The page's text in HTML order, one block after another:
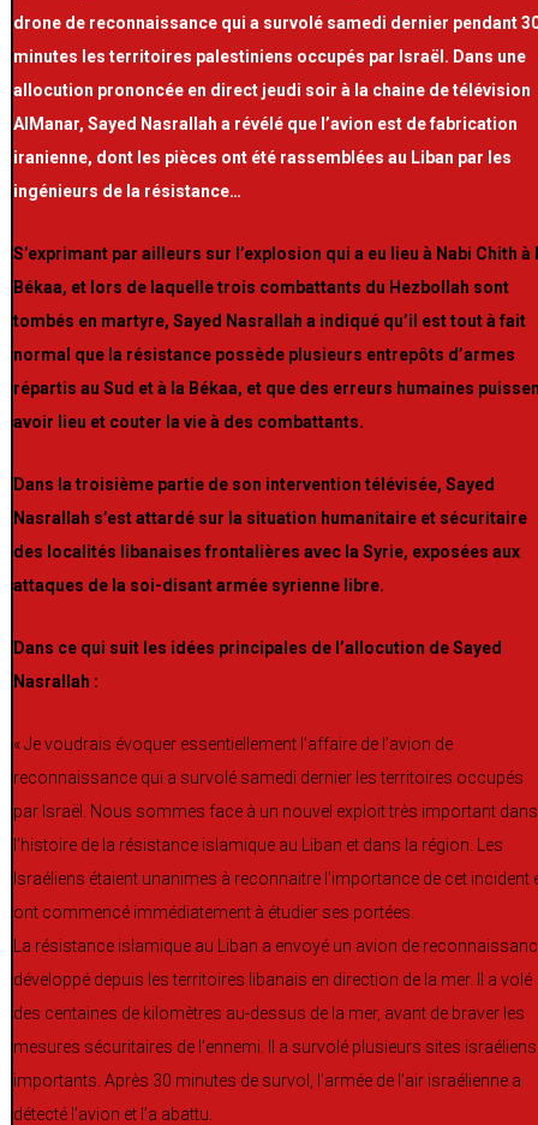
drone de reconnaissance qui a survolé samedi dernier pendant
minutes les territoires palestiniens occupés par Israël. Dans une
allocution prononcée en direct jeudi soir à la chaine de télévision
AlManar, Sayed Nasrallah a révélé que l’avion est de fabrication
iranienne, dont les pièces ont été rassemblées au Liban par les
ingénieurs de la résistance…
S’exprimant par ailleurs sur l’explosion qui a eu lieu à Nabi Chith à
Békaa, et lors de laquelle trois combattants du Hezbollah sont
tombés en martyre, Sayed Nasrallah a indiqué qu’il est tout à fait
normal que la résistance possède plusieurs entrepôts d’armes
répartis au Sud et à la Békaa, et que des erreurs humaines
avoir lieu et couter la vie à des combattants.
Dans la troisième partie de son intervention télévisée, Sayed
Nasrallah s’est attardé sur la situation humanitaire et sécuritaire
des localités libanaises frontalières avec la Syrie, exposées aux
attaques de la soi-disant armée syrienne libre.
Dans ce qui suit les idées principales de l’allocution de Sayed
Nasrallah :
« Je voudrais évoquer essentiellement l’affaire de l’avion de
reconnaissance qui a survolé samedi dernier les territoires occupés
par Israël. Nous sommes face à un nouvel exploit très important dans
l’histoire de la résistance islamique au Liban et dans la région. Les
Israéliens étaient unanimes à reconnaitre l’importance de cet incident
ont commencé immédiatement à étudier ses portées.
La résistance islamique au Liban a envoyé un avion de
développé depuis les territoires libanais en direction de la mer. Il a volé
des centaines de kilomètres au-dessus de la mer, avant de braver les
mesures sécuritaires de l’ennemi. Il a survolé plusieurs sites israéliens
importants. Après 30 minutes de survol, l’armée de l’air israélienne a
détecté l’avion et l’a abattu.